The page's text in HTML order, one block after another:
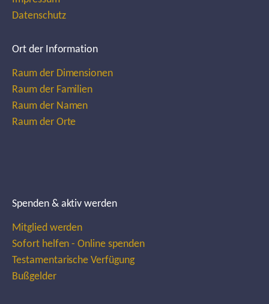
Datenschutz
Ort der Information
Raum der Dimensionen
Raum der Familien
Raum der Namen
Raum der Orte
Spenden & aktiv werden
Mitglied werden
Sofort helfen - Online spenden
Testamentarische Verfügung
Bußgelder